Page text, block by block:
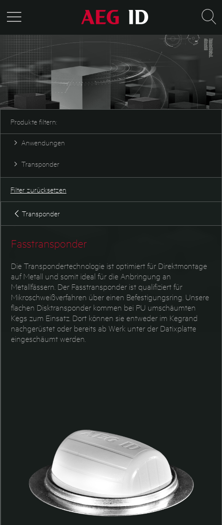
Produkte filtern:
Anwendungen
Tieridentifikation
SEMI
Wartung & Prüftechnik
Transponder
Disktransponder
Glastransponder
Industrietransponder
Keyfob
PET/PVC Transponder
Filter zurücksetzen
Transponder
Fasstransponder
Die Transpondertechnologie ist optimiert für Direktmontage
auf Metall und somit ideal für die Anbringung an
Metallfässern. Der Fasstransponder ist qualifiziert für
Mikroschweißverfahren über einen Befestigungsring. Unsere
flachen Disktransponder kommen bei PU umschäumten
Kegs zum Einsatz. Dort können sie entweder im Kegrand
nachgerüstet oder bereits ab Werk unter der Datixplatte
eingeschäumt werden.